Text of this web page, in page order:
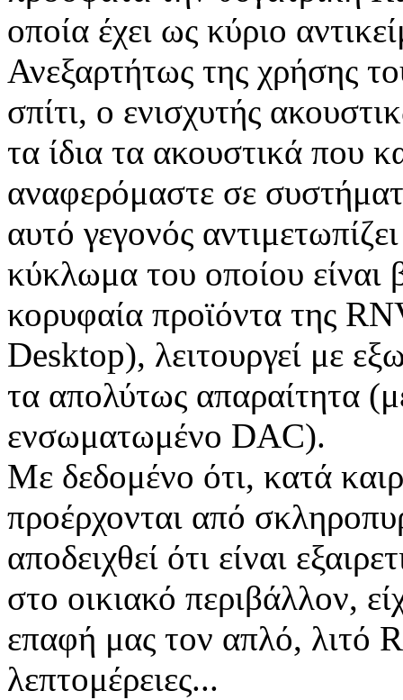
οποία έχει ως κύριο
Ανεξαρτήτως της χρήσης
σπίτι, ο ενισχυτής
τα ίδια τα ακουστικά που
αναφερόμαστε σε
αυτό γεγονός
κύκλωμα του οποίου είναι
κορυφαία προϊόντα της
Desktop), λειτουργεί με
τα απολύτως απαραίτητα
ενσωματωμένο DAC).
Με δεδομένο ότι, κατά
προέρχονται από
αποδειχθεί ότι είναι
στο οικιακό περιβάλλον,
επαφή μας τον απλό, λιτό
λεπτομέρειες...